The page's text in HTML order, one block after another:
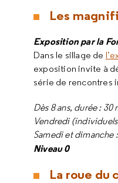
Les
Exposition par la
Dans le sillage de
exposition invite à
série de rencontres
Dès 8 ans, durée : 30
Vendredi
Samedi et dimanche
Niveau 0
La roue du